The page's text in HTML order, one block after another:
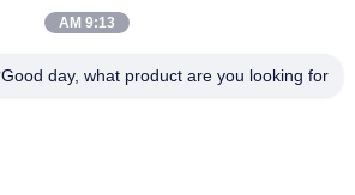
أعلى
9:13 AM
Good day, what product are you looking for?